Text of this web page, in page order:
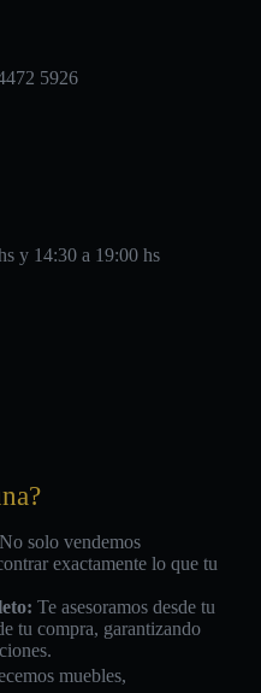
5926
y 14:30 a 19:00 hs
No solo vendemos
exactamente lo que tu
Te asesoramos desde tu
tu compra, garantizando
muebles,